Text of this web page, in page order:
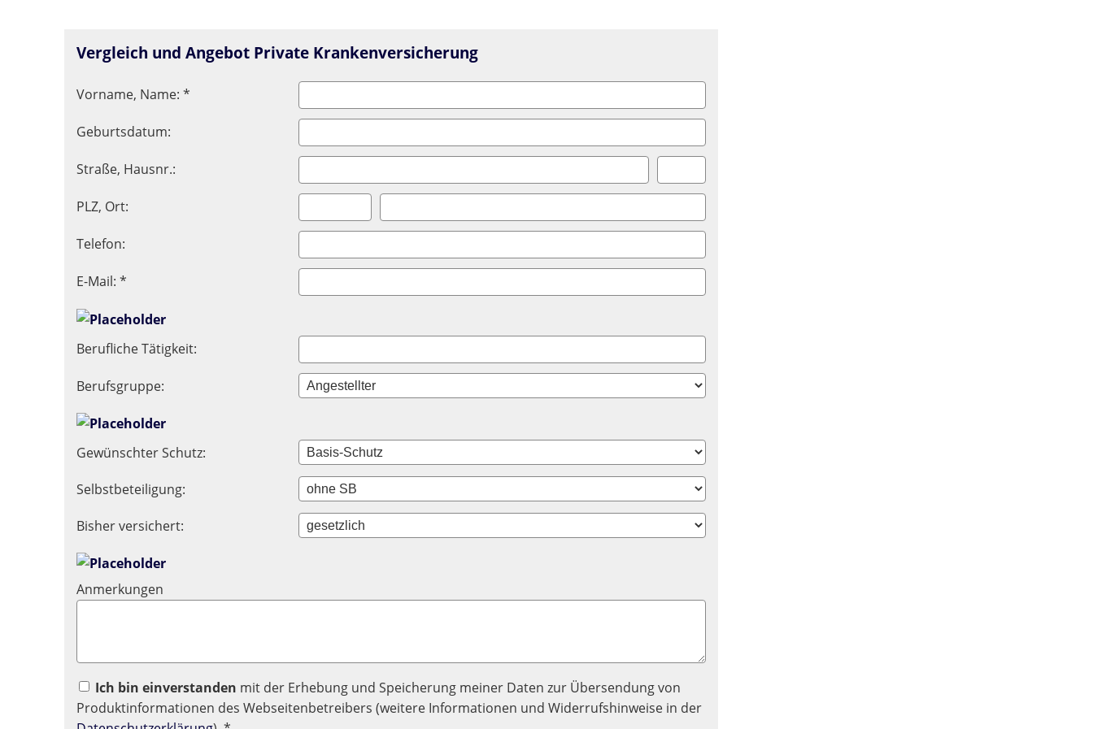
Vergleich und Angebot Private Krankenversicherung
Vorname, Name: *
Geburtsdatum:
Straße, Hausnr.:
PLZ, Ort:
Telefon:
E-Mail: *
Berufliche Tätigkeit:
Berufsgruppe:
Gewünschter Schutz:
Selbstbeteiligung:
Bisher versichert:
Anmerkungen
Ich bin einverstanden mit der Erhebung und Speicherung meiner Daten zur Übersendung von
Produktinformationen des Webseitenbetreibers (weitere Informationen und Widerrufshinweise in der